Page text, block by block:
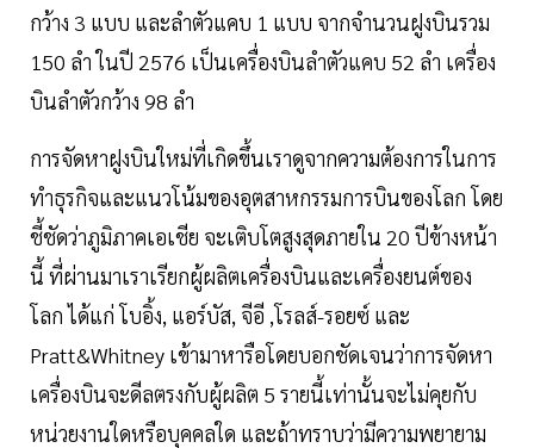
กว้าง 3 แบบ และลำตัวแคบ 1 แบบ จากจำนวนฝูงบินรวม
150 ลำ ในปี 2576 เป็นเครื่องบินลำตัวแคบ 52 ลำ เครื่อง
บินลำตัวกว้าง 98 ลำ
การจัดหาฝูงบินใหม่ที่เกิดขึ้นเราดูจากความต้องการในการ
ทำธุรกิจและแนวโน้มของอุตสาหกรรมการบินของโลก โดย
ชี้ชัดว่าภูมิภาคเอเชีย จะเติบโตสูงสุดภายใน 20 ปีข้างหน้า
นี้ ที่ผ่านมาเราเรียกผู้ผลิตเครื่องบินและเครื่องยนต์ของ
โลก ได้แก่ โบอิ้ง, แอร์บัส, จีอี ,โรลส์-รอยซ์ และ
Pratt&Whitney เข้ามาหารือโดยบอกชัดเจนว่าการจัดหา
เครื่องบินจะดีลตรงกับผู้ผลิต 5 รายนี้เท่านั้นจะไม่คุยกับ
หน่วยงานใดหรือบุคคลใด และถ้าทราบว่ามีความพยายาม